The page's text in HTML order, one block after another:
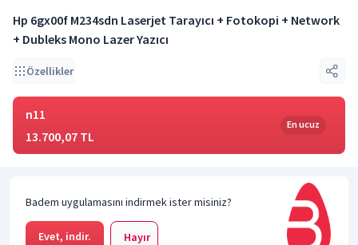
Hp 6gx00f M234sdn Laserjet Tarayıcı + Fotokopi + Network
+ Dubleks Mono Lazer Yazıcı
Özellikler
n11
13.700,07 TL
En ucuz
Badem uygulamasını indirmek ister misiniz?
Evet, indir. Hayır